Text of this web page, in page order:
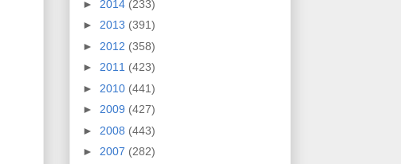
► 2014 (233)
► 2013 (391)
► 2012 (358)
► 2011 (423)
► 2010 (441)
► 2009 (427)
► 2008 (443)
► 2007 (282)